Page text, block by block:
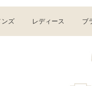
ンズ レディース ブ